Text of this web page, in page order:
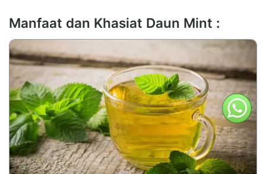
Manfaat dan Khasiat Daun Mint :